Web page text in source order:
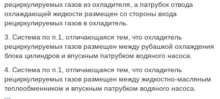
рециркулируемых газов из охладителя, а патрубок отвода
охлаждающей жидкости размещен со стороны входа
рециркулируемых газов в охладитель.
3. Система по п.1, отличающаяся тем, что охладитель
рециркулируемых газов размещен между рубашкой охлаждения
блока цилиндров и впускным патрубком водяного насоса.
4. Система по п.1, отличающаяся тем, что охладитель
рециркулируемых газов размещен между жидкостно-масляным
теплообменником и впускным патрубком водяного насоса.